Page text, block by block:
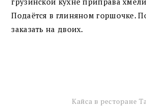
Подаётся в глиняном горшочке.
заказать на двоих.
Кайса в ресторане